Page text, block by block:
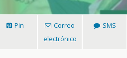
Pin
Correo
electrónico
SMS